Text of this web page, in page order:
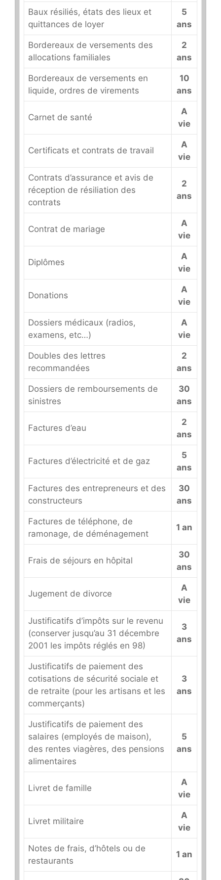
Baux résiliés, états des lieux et
quittances de loyer
5
ans
Bordereaux de versements des
allocations familiales
2
ans
Bordereaux de versements en
liquide, ordres de virements
10
ans
Carnet de santé
A
vie
Certificats et contrats de travail
A
vie
Contrats d’assurance et avis de
réception de résiliation des
contrats
2
ans
Contrat de mariage
A
vie
Diplômes
A
vie
Donations
A
vie
Dossiers médicaux (radios,
examens, etc…)
A
vie
Doubles des lettres
recommandées
2
ans
Dossiers de remboursements de
sinistres
30
ans
Factures d’eau
2
ans
Factures d’électricité et de gaz
5
ans
Factures des entrepreneurs et des
constructeurs
30
ans
Factures de téléphone, de
ramonage, de déménagement
1 an
Frais de séjours en hôpital
30
ans
Jugement de divorce
A
vie
Justificatifs d’impôts sur le revenu
(conserver jusqu’au 31 décembre
2001 les impôts réglés en 98)
3
ans
Justificatifs de paiement des
cotisations de sécurité sociale et
de retraite (pour les artisans et les
commerçants)
3
ans
Justificatifs de paiement des
salaires (employés de maison),
des rentes viagères, des pensions
alimentaires
5
ans
Livret de famille
A
vie
Livret militaire
A
vie
Notes de frais, d’hôtels ou de
restaurants
1 an